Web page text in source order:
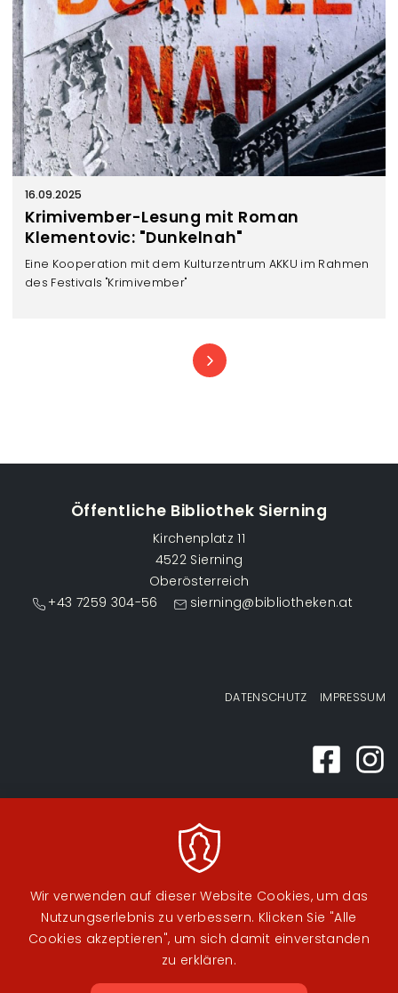
16.09.2025
Krimivember-Lesung mit Roman
Klementovic: "Dunkelnah"
Eine Kooperation mit dem Kulturzentrum AKKU im Rahmen
des Festivals "Krimivember"
Öffentliche Bibliothek Sierning
Kirchenplatz 11
4522 Sierning
Oberösterreich
+43 7259 304-56
sierning@bibliotheken.at
DATENSCHUTZ IMPRESSUM
Wir verwenden auf dieser Website Cookies, um das
Nutzungserlebnis zu verbessern. Klicken Sie "Alle
Cookies akzeptieren", um sich damit einverstanden
zu erklären.